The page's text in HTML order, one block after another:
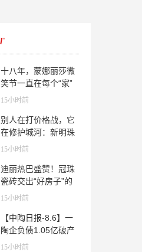
十八年，蒙娜丽莎微
笑节一直在每个“家”
的故事里
15小时前
别人在打价格战，它
在修护城河：新明珠
岩板的逆势密码
15小时前
迪丽热巴盛赞！冠珠
瓷砖交出“好房子”的
标准答卷
15小时前
【中陶日报-8.6】一
陶企负债1.05亿破产
清算；东鹏拟延长基
15小时前